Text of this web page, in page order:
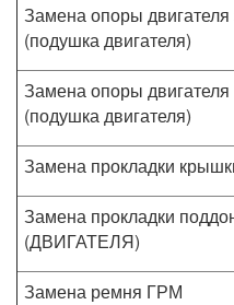
Замена опоры двигателя
(подушка двигателя)
Замена опоры
(подушка двигателя)
Замена прокладки
Замена прокладки
(ДВИГАТЕЛЯ)
Замена ремня ГРМ